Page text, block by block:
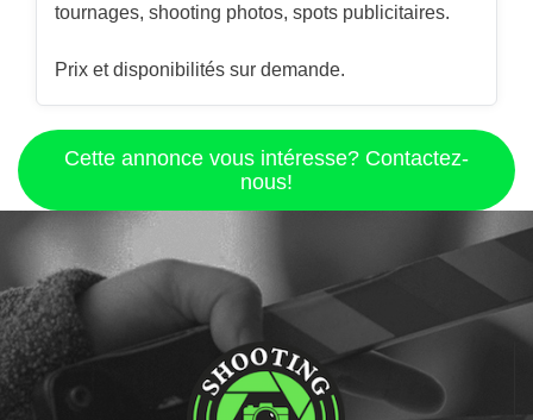
tournages, shooting photos, spots publicitaires.
Prix et disponibilités sur demande.
Cette annonce vous intéresse? Contactez-
nous!